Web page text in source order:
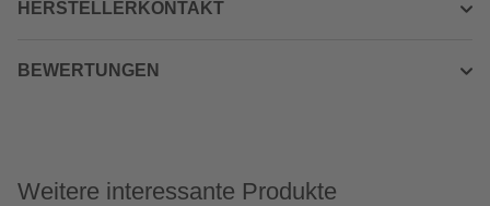
HERSTELLERKONTAKT
BEWERTUNGEN
Weitere interessante Produkte